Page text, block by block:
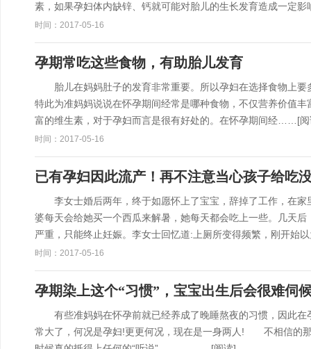
素，如果孕妇体内缺锌、钙就可能对胎儿的生长发育造成一定
时间：2017-05-16
孕期常吃这些食物，有助胎儿发育
胎儿在妈妈肚子的发育非常重要。所以孕妇在选择食物上要
特此为准妈妈说说在怀孕期间经常是哪种食物，不仅营养
富的维生素，对于孕妇而言是很有好处的。在怀孕期间经…… [
时间：2017-05-16
已有孕妇因此流产！再不注意当心孩子给吃
李女士婚后两年，终于如愿怀上了宝宝，辞掉了工作，在家
婆每天会给她买一个西瓜来解暑，她每天都会吃上一些。几天
严重，只能终止妊娠。李女士回忆道:上厕所变得频繁，刚开始
时间：2017-05-16
孕期染上这个“习惯”，宝宝出生后会很难伺
有些准妈妈在怀孕前就已经养成了晚睡熬夜的习惯，因此在
常大了，何况是孕妇!更更何况，现在是一身两人! 不相信的